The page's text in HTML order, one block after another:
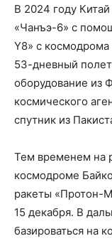
В 2024 году
«Чанъэ-6» с
Y8» с космодрома
53-дневный полет
оборудование из
космического
спутник из
Тем временем на
космодроме
ракеты «Протон-
15 декабря. В
базироваться на